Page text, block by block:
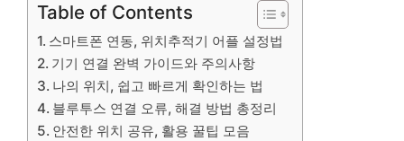
Table of Contents
스마트폰 연동, 위치추적기 어플 설정법
기기 연결 완벽 가이드와 주의사항
나의 위치, 쉽고 빠르게 확인하는 법
블루투스 연결 오류, 해결 방법 총정리
안전한 위치 공유, 활용 꿀팁 모음